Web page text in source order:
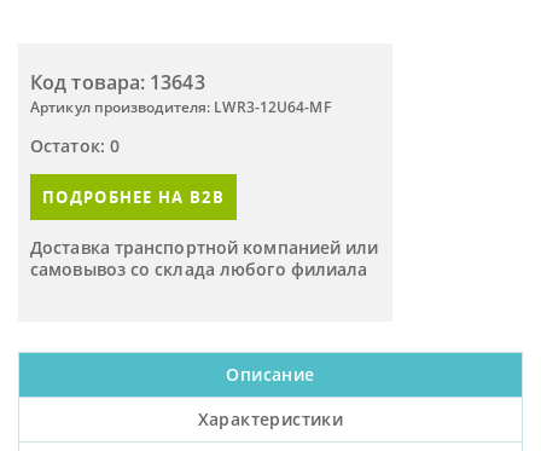
Код товара: 13643
Артикул производителя: LWR3-12U64-MF
Остаток: 0
ПОДРОБНЕЕ НА B2B
Доставка транспортной компанией или
самовывоз со склада любого филиала
Описание
Характеристики